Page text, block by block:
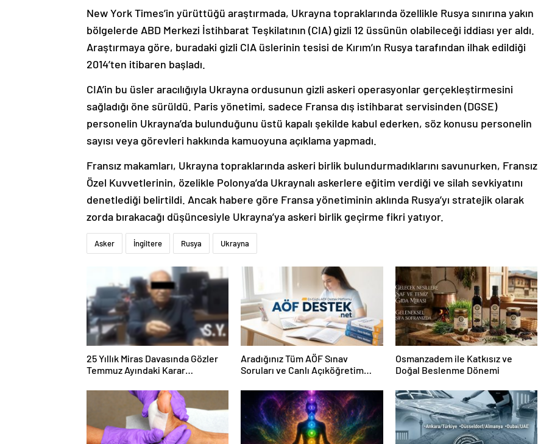
New York Times’in yürüttüğü araştırmada, Ukrayna topraklarında özellikle Rusya sınırına yakın
bölgelerde ABD Merkezi İstihbarat Teşkilatının (CIA) gizli 12 üssünün olabileceği iddiası yer aldı.
Araştırmaya göre, buradaki gizli CIA üslerinin tesisi de Kırım’ın Rusya tarafından ilhak edildiği
2014’ten itibaren başladı.
CIA’in bu üsler aracılığıyla Ukrayna ordusunun gizli askeri operasyonlar gerçekleştirmesini
sağladığı öne sürüldü. Paris yönetimi, sadece Fransa dış istihbarat servisinden (DGSE)
personelin Ukrayna’da bulunduğunu üstü kapalı şekilde kabul ederken, söz konusu personelin
sayısı veya görevleri hakkında kamuoyuna açıklama yapmadı.
Fransız makamları, Ukrayna topraklarında askeri birlik bulundurmadıklarını savunurken, Fransız
Özel Kuvvetlerinin, özelikle Polonya’da Ukraynalı askerlere eğitim verdiği ve silah sevkiyatını
denetlediği belirtildi. Ancak habere göre Fransa yönetiminin aklında Rusya’yı stratejik olarak
zorda bırakacağı düşüncesiyle Ukrayna’ya askeri birlik geçirme fikri yatıyor.
Asker İngiltere Rusya Ukrayna
25 Yıllık Miras Davasında Gözler
Temmuz Ayındaki Karar
Aradığınız Tüm AÖF Sınav
Soruları ve Canlı Açıköğretim
Osmanzadem ile Katkısız ve
Doğal Beslenme Dönemi